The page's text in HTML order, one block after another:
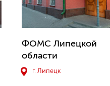
ФОМС Липецкой
области
г. Липецк